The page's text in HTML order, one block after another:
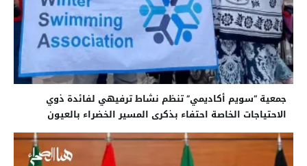
جمعية “سويم أكاديمي” تنظم نشاط ترفيهي لفائدة ذوي
الاحتياجات الخاصة احتفاء بذكرى المسير الخضراء بالعيون